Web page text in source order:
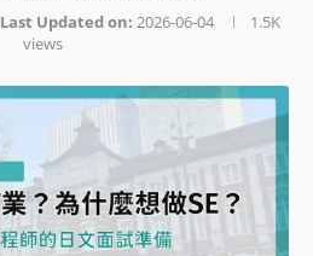
Last Updated on: 2026-06-04
1.5K
views